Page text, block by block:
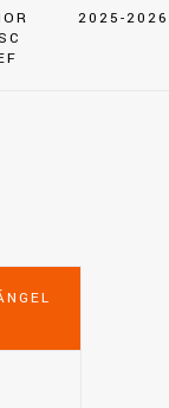
2025-2026